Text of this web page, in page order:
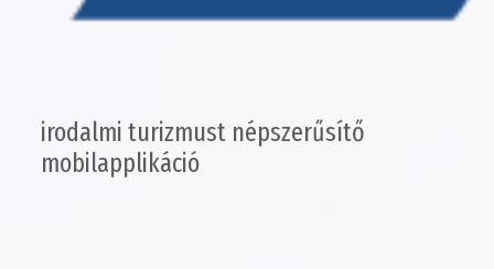
irodalmi turizmust népszerűsítő
mobilapplikáció